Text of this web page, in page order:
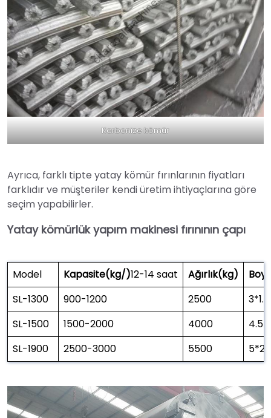
Karbonize kömür
Ayrıca, farklı tipte yatay kömür fırınlarının fiyatları
farklıdır ve müşteriler kendi üretim ihtiyaçlarına göre
seçim yapabilirler.
Yatay kömürlük yapım makinesi fırınının çapı
Model Kapasite(kg/)12-14 saat Ağırlık(kg)
SL-1300
900-1200 2500
SL-1500
1500-2000 4000
SL-1900
2500-3000 5500